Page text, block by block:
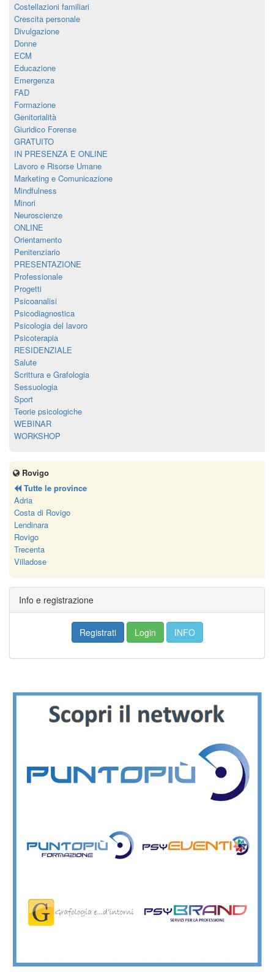
Costellazioni familiari
Crescita personale
Divulgazione
Donne
ECM
Educazione
Emergenza
FAD
Formazione
Genitorialità
Giuridico Forense
GRATUITO
IN PRESENZA E ONLINE
Lavoro e Risorse Umane
Marketing e Comunicazione
Mindfulness
Minori
Neuroscienze
ONLINE
Orientamento
Penitenziario
PRESENTAZIONE
Professionale
Progetti
Psicoanalisi
Psicodiagnostica
Psicologia del lavoro
Psicoterapia
RESIDENZIALE
Salute
Scrittura e Grafologia
Sessuologia
Sport
Teorie psicologiche
WEBINAR
WORKSHOP
Rovigo
Tutte le province
Adria
Costa di Rovigo
Lendinara
Rovigo
Trecenta
Villadose
Info e registrazione
Registrati Login INFO